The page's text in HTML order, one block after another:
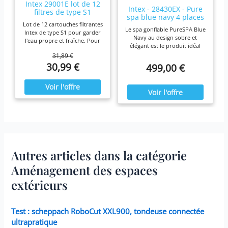
Intex 29001E lot de 12
filtres de type S1
Lot de 12 cartouches filtrantes
Intex de type S1 pour garder
l'eau propre et fraîche. Pour
nettoyez les cartouches
chaque semaine et remplacez-
les une fois par mois ou plus
tôt Il est fabriqué avec du
papier Dacron résistant facile
à nettoyer, pour une filtration
10,2 cm.
31,89 €
30,99 €
Intex - 28430EX - Pure
spa blue navy 4 places
Le spa gonflable PureSPA Blue
Navy au design sobre et
élégant est le produit idéal
vous à la maison en été
confortablement installé dans
votre spa Blue Navy.
499,00 €
Autres articles dans la catégorie
Aménagement des espaces
extérieurs
Test : scheppach RoboCut XXL900, tondeuse connectée
ultrapratique